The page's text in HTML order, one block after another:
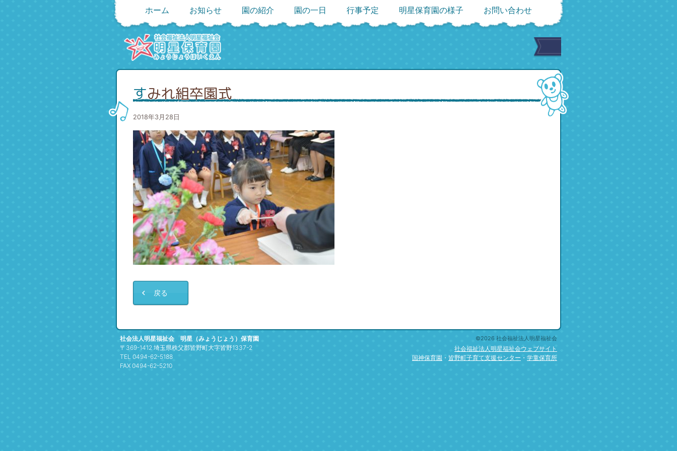
ホーム お知らせ 園の紹介 園の一日 行事予定 明星保育園の様子 お問い合わせ
すみれ組卒園式
2018年3月28日
戻る
社会法人明星福祉会 明星（みょうじょう）保育園
〒369-1412 埼玉県秩父郡皆野町大字皆野1337-2
TEL 0494-62-5188
FAX 0494-62-5210
©2026 社会福祉法人明星福祉会
社会福祉法人明星福祉会ウェブサイト
国神保育園 ・ 皆野町子育て支援センター ・ 学童保育所